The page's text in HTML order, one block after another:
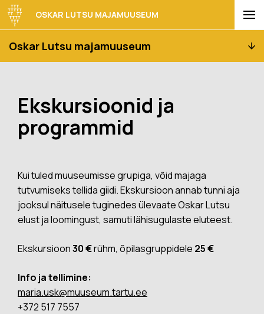
Oskar Lutsu majamuuseum
OSKAR LUTSU MAJAMUUSEUM
Ekskursioonid ja
programmid
Kui tuled muuseumisse grupiga, võid majaga
tutvumiseks tellida giidi. Ekskursioon annab tunni aja
jooksul näitusele tuginedes ülevaate Oskar Lutsu
elust ja loomingust, samuti lähisugulaste eluteest.
Ekskursioon30€rühm, õpilasgruppidele 25 €
Info ja tellimine:
maria.usk@muuseum.tartu.ee
+372 517 7557